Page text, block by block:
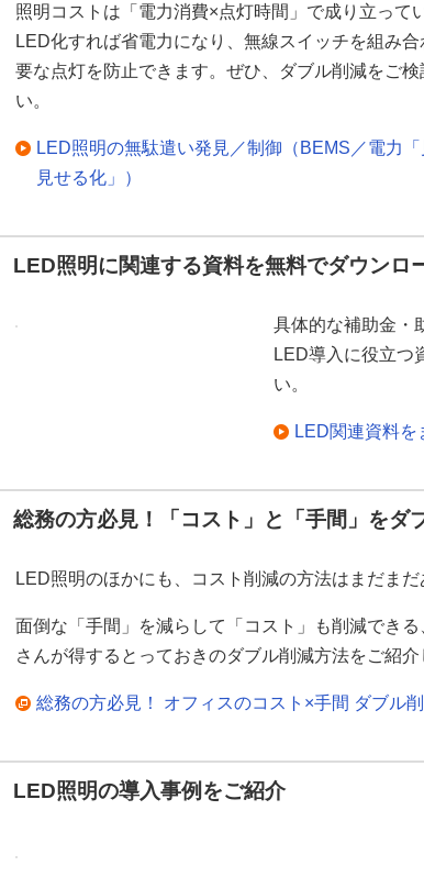
照明コストは「電力消費×点灯時間」で成り立って
LED化すれば省電力になり、無線スイッチを組み合
要な点灯を防止できます。ぜひ、ダブル削減をご検
い。
LED照明の無駄遣い発見／制御（BEMS／電力「
見せる化」）
LED照明に関連する資料を無料でダウンロ
具体的な補助金・
LED導入に役立つ
い。
LED関連資料を
総務の方必見！「コスト」と「手間」をダ
LED照明のほかにも、コスト削減の方法はまだまだ
面倒な「手間」を減らして「コスト」も削減できる
さんが得するとっておきのダブル削減方法をご紹介
総務の方必見！ オフィスのコスト×手間 ダブル
LED照明の導入事例をご紹介